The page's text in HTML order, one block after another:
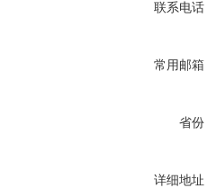
联系电话
常用邮箱
省份
详细地址